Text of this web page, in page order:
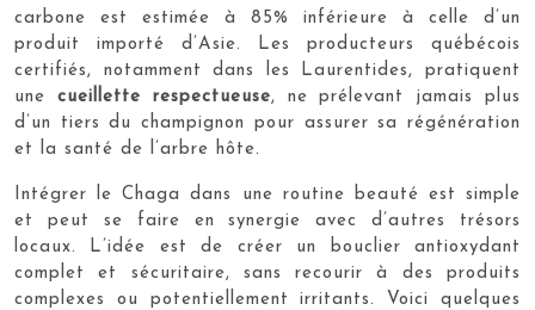
carbone est estimée à 85% inférieure à celle d’un
produit importé d’Asie. Les producteurs québécois
certifiés, notamment dans les Laurentides, pratiquent
une cueillette respectueuse, ne prélevant jamais plus
d’un tiers du champignon pour assurer sa régénération
et la santé de l’arbre hôte.
Intégrer le Chaga dans une routine beauté est simple
et peut se faire en synergie avec d’autres trésors
locaux. L’idée est de créer un bouclier antioxydant
complet et sécuritaire, sans recourir à des produits
complexes ou potentiellement irritants. Voici quelques